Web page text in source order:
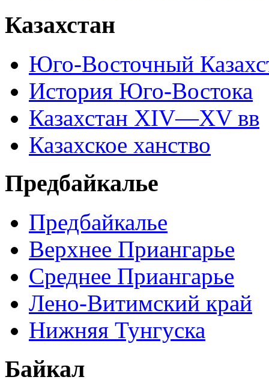
Казахстан
Юго-Восточный
История Юго-Востока
Казахстан XIV—XV вв
Казахское ханство
Предбайкалье
Предбайкалье
Верхнее Приангарье
Среднее Приангарье
Лено-Витимский край
Нижняя Тунгуска
Байкал